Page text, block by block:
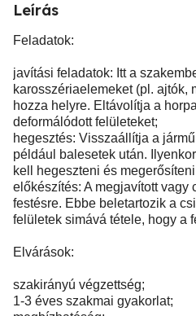
Leírás
Feladatok:
javítási feladatok: Itt a
karosszériaelemeket (pl. ajtók,
hozza helyre. Eltávolítja a
deformálódott felületeket;
hegesztés: Visszaállítja a
például balesetek után.
kell hegeszteni és
előkészítés: A megjavított vagy
festésre. Ebbe beletartozik a
felületek simává tétele, hogy a
Elvárások:
szakirányú végzettség;
1-3 éves szakmai gyakorlat;